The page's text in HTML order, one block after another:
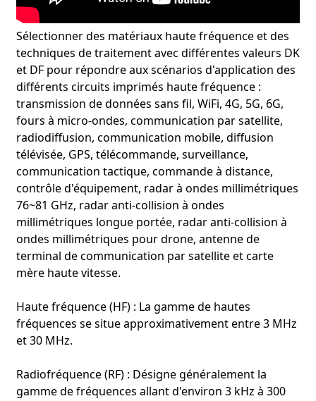
Sélectionner des matériaux haute fréquence et des
techniques de traitement avec différentes valeurs DK
et DF pour répondre aux scénarios d'application des
différents circuits imprimés haute fréquence :
transmission de données sans fil, WiFi, 4G, 5G, 6G,
fours à micro-ondes, communication par satellite,
radiodiffusion, communication mobile, diffusion
télévisée, GPS, télécommande, surveillance,
communication tactique, commande à distance,
contrôle d'équipement, radar à ondes millimétriques
76~81 GHz, radar anti-collision à ondes
millimétriques longue portée, radar anti-collision à
ondes millimétriques pour drone, antenne de
terminal de communication par satellite et carte
mère haute vitesse.
Haute fréquence (HF) : La gamme de hautes
fréquences se situe approximativement entre 3 MHz
et 30 MHz.
Radiofréquence (RF) : Désigne généralement la
gamme de fréquences allant d'environ 3 kHz à 300